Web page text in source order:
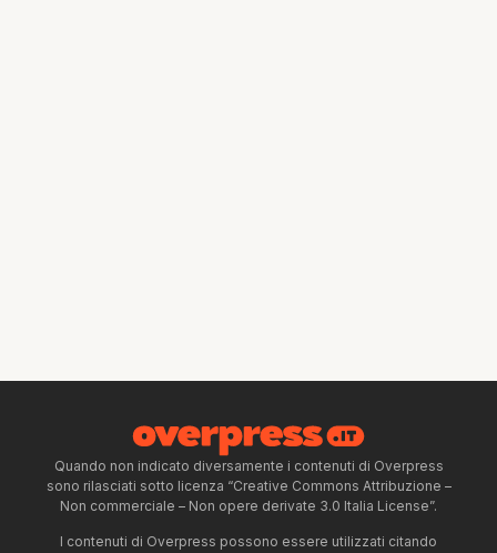
Quando non indicato diversamente i contenuti di Overpress
sono rilasciati sotto licenza “Creative Commons Attribuzione –
Non commerciale – Non opere derivate 3.0 Italia License”.
I contenuti di Overpress possono essere utilizzati citando